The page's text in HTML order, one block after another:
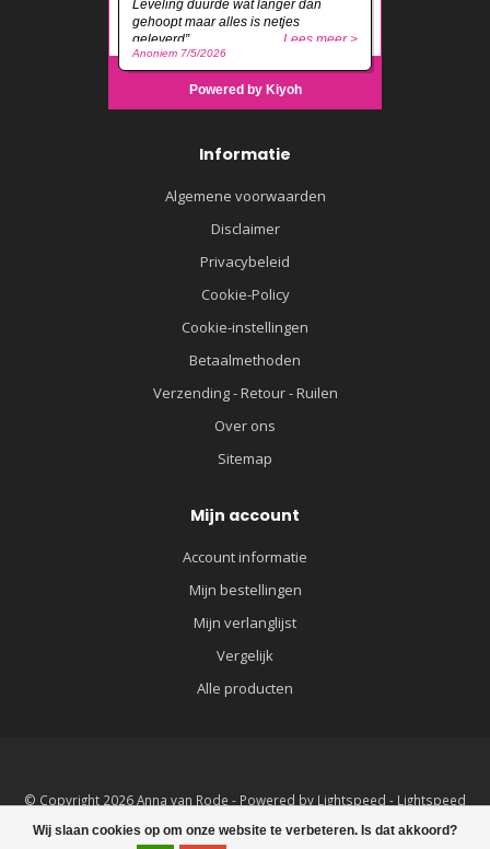
Wij slaan cookies op om onze website te verbeteren. Is dat akkoord?
Informatie
Algemene voorwaarden
Disclaimer
Privacybeleid
Cookie-Policy
Cookie-instellingen
Betaalmethoden
Verzending - Retour - Ruilen
Over ons
Sitemap
Mijn account
Account informatie
Mijn bestellingen
Mijn verlanglijst
Vergelijk
Alle producten
© Copyright 2026 Anna van Rode - Powered by Lightspeed - Lightspeed
designbyDyvelopment